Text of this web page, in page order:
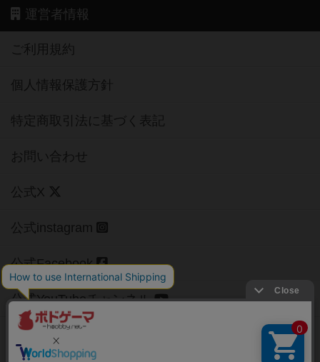
運営者情報
ご利用規約
個人情報保護方針
特定商取引法に基づく表記
お問い合わせ
公式X
公式instagram
公式Facebook
公式YouTubeチャンネル